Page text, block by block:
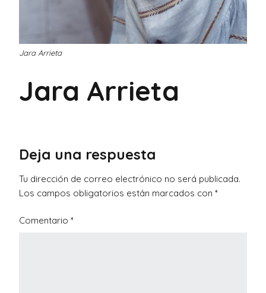
Jara Arrieta
Jara Arrieta
Deja una respuesta
Tu dirección de correo electrónico no será publicada.
Los campos obligatorios están marcados con *
Comentario *